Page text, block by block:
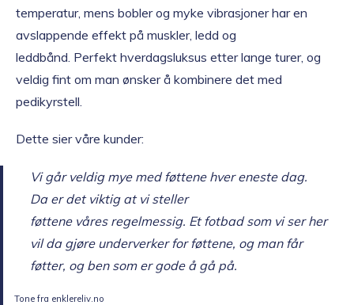
temperatur, mens bobler og myke vibrasjoner har en
avslappende effekt på muskler, ledd og
leddbånd. Perfekt hverdagsluksus etter lange turer, og
veldig fint om man ønsker å kombinere det med
pedikyrstell.
Dette sier våre kunder:
Vi går veldig mye med føttene hver eneste dag.
Da er det viktig at vi steller
føttene våres regelmessig. Et fotbad som vi ser her
vil da gjøre underverker for føttene, og man får
føtter, og ben som er gode å gå på.
Tone fra enklereliv.no